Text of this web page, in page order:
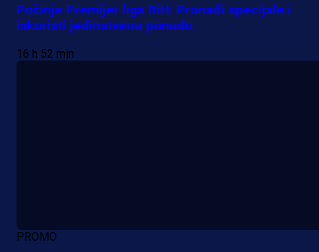
Počinje Premijer liga BiH: Pronađi specijale i
iskoristi jedinstvenu ponudu
16 h 52 min
PROMO